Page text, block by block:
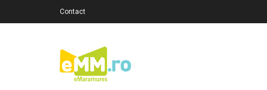
Contact